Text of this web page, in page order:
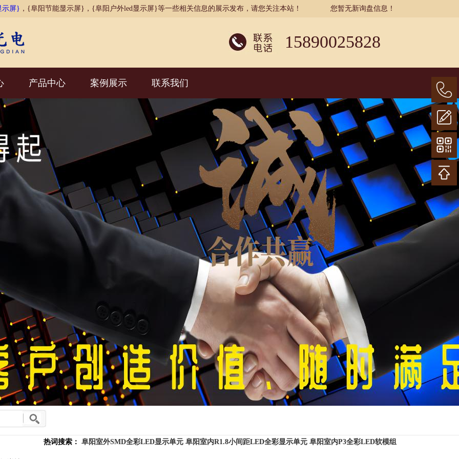
示屏} ，{阜阳节能显示屏}，{阜阳户外led显示屏}等一些相关信息的展示发布，请您关注本站！ 您暂无新询盘信息！
15890025828
产品中心 案例展示 联系我们
热词搜索： 阜阳室外SMD全彩LED显示单元 阜阳室内R1.8小间距LED全彩显示单元 阜阳室内P3全彩LED软模组